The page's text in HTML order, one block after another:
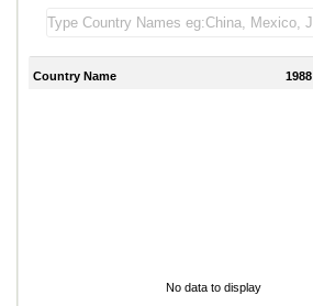
Country Name 1988
No data to display